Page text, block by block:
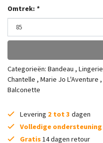
Omtrek: *
Categorieën: Bandeau , Lingerie
Chantelle , Marie Jo L'Aventure ,
Balconette
Levering 2 tot 3 dagen
Volledige ondersteuning
Gratis14 dagen retour